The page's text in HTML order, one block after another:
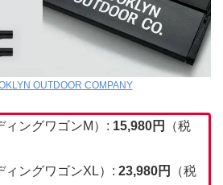
OUTDOOR COMPANY
ィングワゴンM）: 15,980円
（税
ィングワゴンXL）: 23,980円
（税